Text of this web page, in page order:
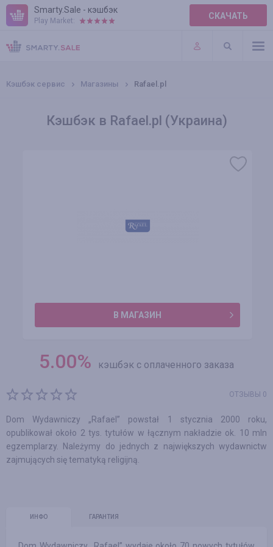
Smarty.Sale - кэшбэк
Play Market: СКАЧАТЬ
ПРАВИЛА
ПЛАГИНЫ
Кэшбэк сервис Магазины Rafael.pl
Кэшбэк в Rafael.pl (Украина)
В МАГАЗИН
5.00% кэшбэк с оплаченного заказа
ОТЗЫВЫ 0
Dom Wydawniczy „Rafael” powstał 1 stycznia 2000 roku,
opublikował około 2 tys. tytułów w łącznym nakładzie ok. 10 mln
egzemplarzy. Należymy do jednych z największych wydawnictw
zajmujących się tematyką religijną.
ИНФО ГАРАНТИЯ